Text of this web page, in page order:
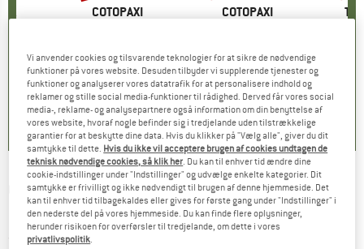
MÆRKE
COTOPAXI
Pris
249,95 € Nedsat pris
fra 197,46 €
0,0(0)
MÆRKE
COTOPAXI
Pris
229,95 €Nedsat pris
195,46 €
5,0(1)
COTOPAXI -Allpa 20 Travel Pack Del Dia -
Daypack
(0)
Vi anvender cookies og tilsvarende teknologier for at sikre de nødvendige
funktioner på vores website. Desuden tilbyder vi supplerende tjenester og
funktioner og analyserer vores datatrafik for at personalisere indhold og
reklamer og stille social media-funktioner til rådighed. Derved får vores social
media-, reklame- og analysepartnere også information om din benyttelse af
vores website, hvoraf nogle befinder sig i tredjelande uden tilstrækkelige
garantier for at beskytte dine data. Hvis du klikker på "Vælg alle", giver du dit
samtykke til dette. Hvis du ikke vil acceptere brugen af cookies undtagen de
teknisk nødvendige cookies, så klik her. Du kan til enhver tid ændre dine
cookie-indstillinger under "Indstillinger" og udvælge enkelte kategorier. Dit
samtykke er frivilligt og ikke nødvendigt til brugen af denne hjemmeside. Det
kan til enhver tid tilbagekaldes eller gives for første gang under "Indstillinger" i
den nederste del på vores hjemmeside. Du kan finde flere oplysninger,
herunder risikoen for overførsler til tredjelande, om dette i vores
privatlivspolitik.